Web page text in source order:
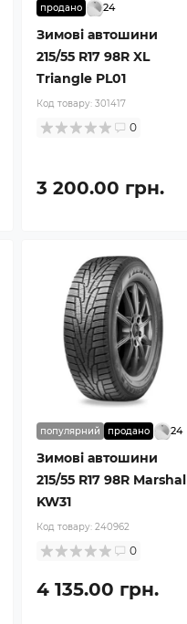
продано 24
Зимові автошини
215/55 R17 98R XL
Triangle PL01
Код товару: 301417
0
3 200.00 грн.
популярний продано 24
Зимові автошини
215/55 R17 98R Marshal
KW31
Код товару: 240962
0
4 135.00 грн.